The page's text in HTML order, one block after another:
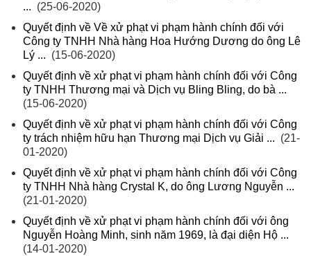
... (25-06-2020)
Quyết định về Về xử phạt vi phạm hành chính đối với
Công ty TNHH Nhà hàng Hoa Hướng Dương do ông Lê
Lý ... (15-06-2020)
Quyết định về xử phạt vi phạm hành chính đối với Công
ty TNHH Thương mại và Dịch vụ Bling Bling, do bà ...
(15-06-2020)
Quyết định về xử phạt vi phạm hành chính đối với Công
ty trách nhiệm hữu hạn Thương mại Dịch vụ Giải ... (21-
01-2020)
Quyết định về xử phạt vi phạm hành chính đối với Công
ty TNHH Nhà hàng Crystal K, do ông Lương Nguyễn ...
(21-01-2020)
Quyết định về xử phạt vi phạm hành chính đối với ông
Nguyễn Hoàng Minh, sinh năm 1969, là đại diện Hộ ...
(14-01-2020)